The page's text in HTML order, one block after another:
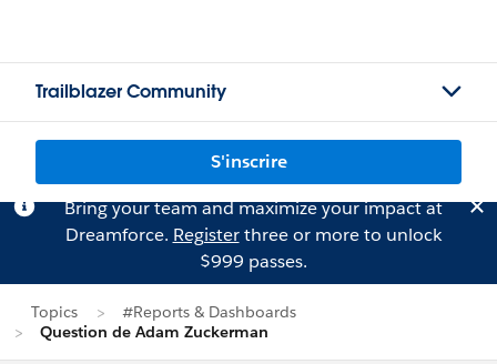
Trailblazer Community
S'inscrire
Bring your team and maximize your impact at
Dreamforce. Registerthree or more to unlock
$999 passes.
Topics
#Reports & Dashboards
Question de Adam Zuckerman